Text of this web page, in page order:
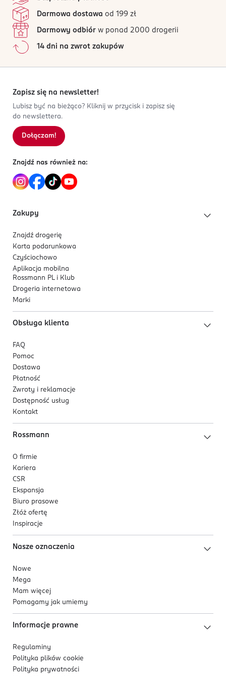
manicure. Krótki czas utwardzania w lampie LED 48W
(60 sekund) sprawia, że praca z akrylożelem jest
szybka i wygodna.
Donegal sp. z o.o.
ul. Krakowska 154
35-506 Rzeszów
Kod EAN
Wszystkie opinie są zweryfikowane zakupem.
4
0%
2
1
0%
Sortowanie wg
Darmowa dostawa od 199 zł
Darmowy odbiór w ponad 2000 drogerii
14 dni na zwrot zakupów
Zapisz się na newsletter!
Lubisz być na bieżąco? Kliknij w przycisk i zapisz się
do newslettera.
Dołączam!
Znajdź nas również na:
Zakupy
Znajdź drogerię
Karta podarunkowa
Czyściochowo
Aplikacja mobilna
Rossmann PL i Klub
Drogeria internetowa
Marki
Obsługa klienta
FAQ
Pomoc
Dostawa
Płatność
Zwroty i reklamacje
Dostępność usług
Kontakt
Rossmann
O firmie
Kariera
CSR
Ekspansja
Biuro prasowe
Złóż ofertę
Inspiracje
Nasze oznaczenia
Nowe
Mega
Mam więcej
Pomagamy jak umiemy
Informacje prawne
Regulaminy
Polityka plików cookie
Polityka prywatności